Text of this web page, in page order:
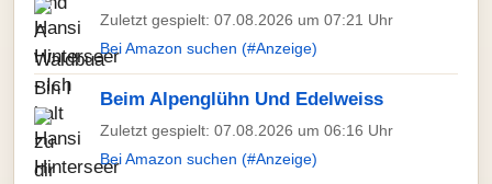
Zuletzt gespielt: 07.08.2026 um 07:21 Uhr
Bei Amazon suchen (#Anzeige)
Beim Alpenglühn Und Edelweiss
Zuletzt gespielt: 07.08.2026 um 06:16 Uhr
Bei Amazon suchen (#Anzeige)